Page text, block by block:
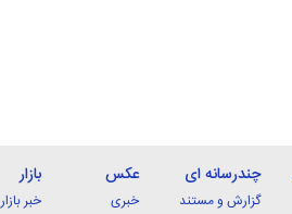
چندرسانه ای
گزارش و مستند
عکس
خبری
بازار
خبر بازار